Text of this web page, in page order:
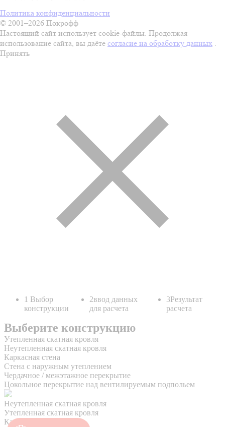
Политика конфиденциальности
© 2001–2026 Покрофф
Настоящий сайт использует cookie-файлы. Продолжая
использование сайта, вы даёте согласие на обработку данных .
Принять